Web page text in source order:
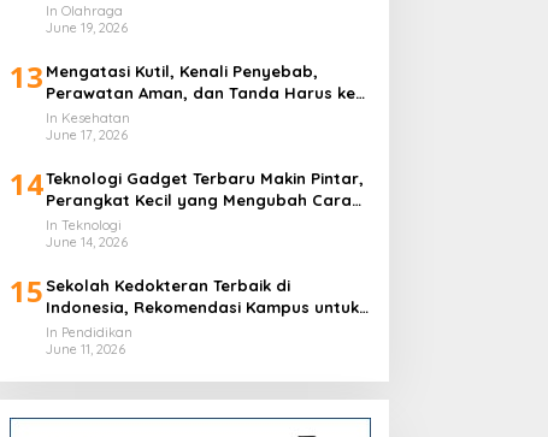
In Olahraga
June 19, 2026
13 Mengatasi Kutil, Kenali Penyebab,
Perawatan Aman, dan Tanda Harus ke
Dokter
In Kesehatan
June 17, 2026
14Teknologi Gadget Terbaru Makin Pintar,
Perangkat Kecil yang Mengubah Cara
Hidup Harian
In Teknologi
June 14, 2026
15 Sekolah Kedokteran Terbaik di
Indonesia, Rekomendasi Kampus untuk
Calon Dokter
In Pendidikan
June 11, 2026